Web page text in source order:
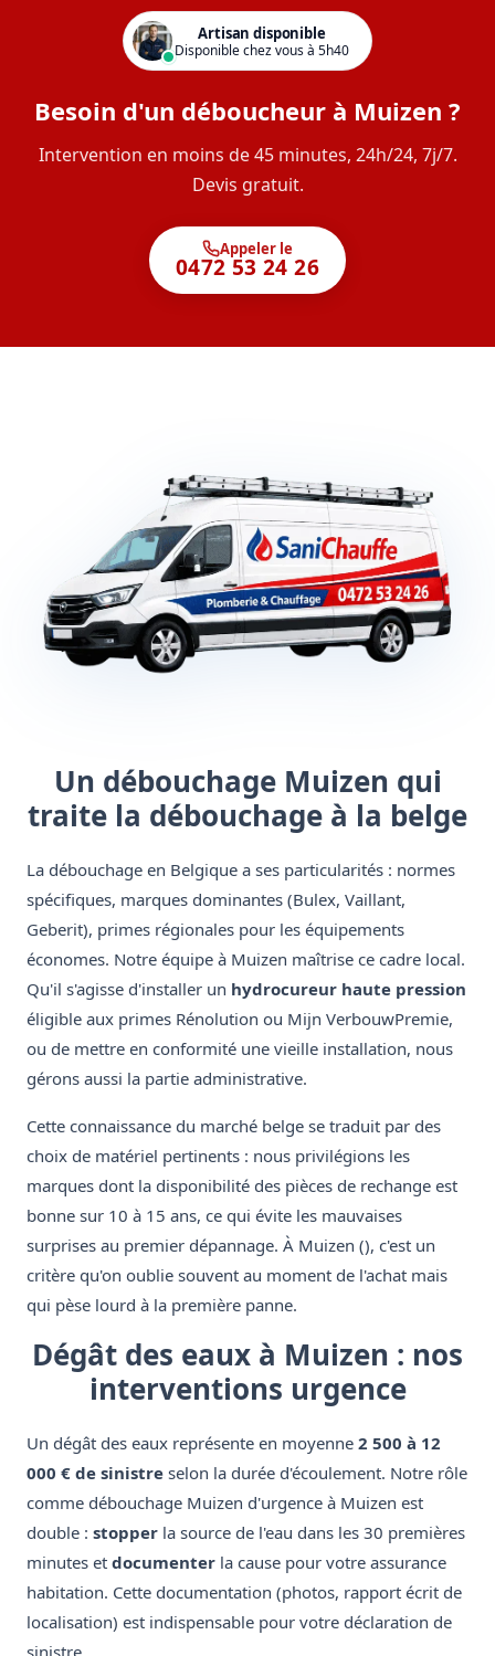
Artisan disponible
Disponible chez vous à 5h40
Besoin d'un déboucheur à Muizen ?
Intervention en moins de 45 minutes, 24h/24, 7j/7.
Devis gratuit.
Appeler le
0472 53 24 26
Un débouchage Muizen qui
traite la débouchage à la belge
La débouchage en Belgique a ses particularités : normes
spécifiques, marques dominantes (Bulex, Vaillant,
Geberit), primes régionales pour les équipements
économes. Notre équipe à Muizen maîtrise ce cadre local.
Qu'il s'agisse d'installer un hydrocureur haute pression
éligible aux primes Rénolution ou Mijn VerbouwPremie,
ou de mettre en conformité une vieille installation, nous
gérons aussi la partie administrative.
Cette connaissance du marché belge se traduit par des
choix de matériel pertinents : nous privilégions les
marques dont la disponibilité des pièces de rechange est
bonne sur 10 à 15 ans, ce qui évite les mauvaises
surprises au premier dépannage. À Muizen (), c'est un
critère qu'on oublie souvent au moment de l'achat mais
qui pèse lourd à la première panne.
Dégât des eaux à Muizen : nos
interventions urgence
Un dégât des eaux représente en moyenne 2 500 à 12
000 € de sinistre selon la durée d'écoulement. Notre rôle
comme débouchage Muizen d'urgence à Muizen est
double : stopper la source de l'eau dans les 30 premières
minutes et documenter la cause pour votre assurance
habitation. Cette documentation (photos, rapport écrit de
localisation) est indispensable pour votre déclaration de